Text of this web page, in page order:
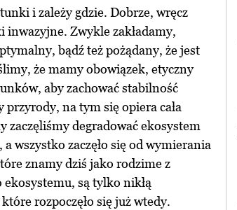
i zależy gdzie. Dobrze, wręcz
inwazyjne. Zwykle zakładamy,
bądź też pożądany, że jest
że mamy obowiązek, etyczny
aby zachować stabilność
na tym się opiera cała
degradować ekosystem
wszystko zaczęło się od wymierania
znamy dziś jako rodzime z
ekosystemu, są tylko nikłą
rozpoczęło się już wtedy.